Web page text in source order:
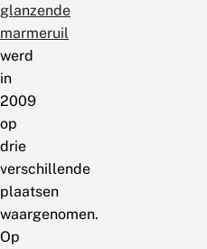
glanzende
marmeruil
werd
in
2009
op
drie
verschillende
plaatsen
waargenomen.
Op